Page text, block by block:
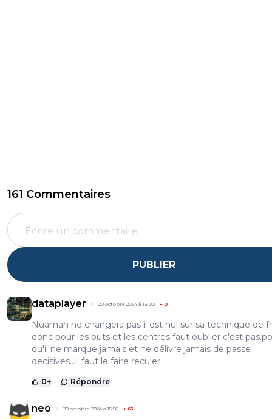
161 Commentaires
PUBLIER
dataplayer 20 octobre 2024 à 16:00 + 0
Nuamah ne changera pas il est nul sur sa technique de
donc pour les buts et les centres faut oublier c'est
qu'il ne marque jamais et ne délivre jamais de passe
decisives...il faut le faire reculer
0+ Répondre
neo 20 octobre 2024 à 15:56 + 63